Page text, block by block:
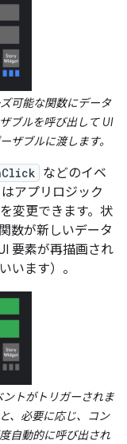
可能な関数にデータ
ブルを呼び出して UI
ザブルに渡します。
などのイベ
アプリロジック
変更できます。状
数が新しいデータ
要素が再描画され
います）。
トがトリガーされま
、必要に応じ、コン
自動的に呼び出され